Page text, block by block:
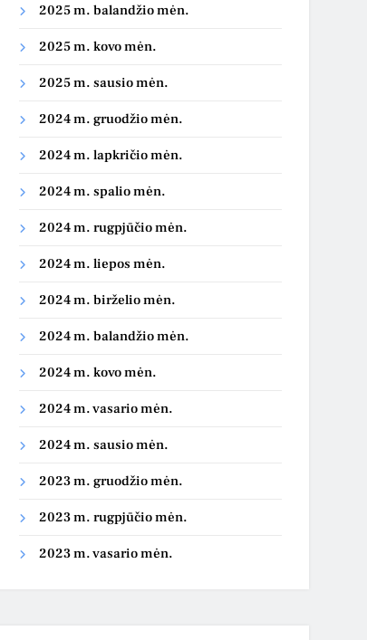
2025 m. balandžio mėn.
2025 m. kovo mėn.
2025 m. sausio mėn.
2024 m. gruodžio mėn.
2024 m. lapkričio mėn.
2024 m. spalio mėn.
2024 m. rugpjūčio mėn.
2024 m. liepos mėn.
2024 m. birželio mėn.
2024 m. balandžio mėn.
2024 m. kovo mėn.
2024 m. vasario mėn.
2024 m. sausio mėn.
2023 m. gruodžio mėn.
2023 m. rugpjūčio mėn.
2023 m. vasario mėn.